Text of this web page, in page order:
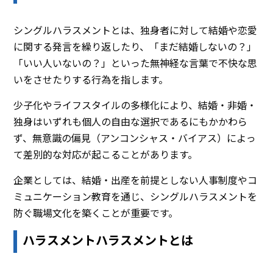
シングルハラスメントとは、独身者に対して結婚や恋愛
に関する発言を繰り返したり、「まだ結婚しないの？」
「いい人いないの？」といった無神経な言葉で不快な思
いをさせたりする行為を指します。
少子化やライフスタイルの多様化により、結婚・非婚・
独身はいずれも個人の自由な選択であるにもかかわら
ず、無意識の偏見（アンコンシャス・バイアス）によっ
て差別的な対応が起こることがあります。
企業としては、結婚・出産を前提としない人事制度やコ
ミュニケーション教育を通じ、シングルハラスメントを
防ぐ職場文化を築くことが重要です。
ハラスメントハラスメントとは